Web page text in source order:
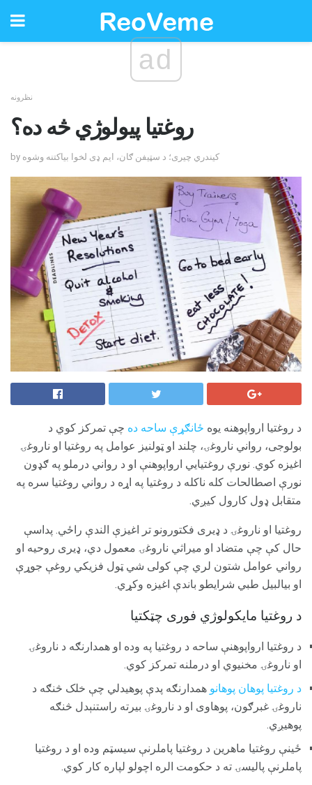
ad
نظرونه
روغتیا پیولوژي څه ده؟
by کیندري چیری؛ د سټیفن ګان، ایم ډی لخوا بیاکتنه وشوه
د روغتیا ارواپوهنه یوه ځانګړې ساحه ده چې تمرکز کوي د
بولوجی، رواني ناروغۍ، چلند او ټولنیز عوامل په روغتیا او ناروغۍ
اغیزه کوي. نورې روغتیایي ارواپوهنې او د رواني درملو په ګډون
نورې اصطالحات کله ناکله د روغتیا په اړه د رواني روغتیا سره په
متقابل ډول کارول کیږي.
روغتیا او ناروغۍ د ډیری فکتورونو تر اغیزې الندې راځي. پداسې
حال کې چې متضاد او میراثي ناروغۍ معمول دي، ډیری روحيه او
رواني عوامل شتون لري چې کولی شي ټول فزیکي روغې جوړې
او بیالبیل طبي شرایطو باندې اغیزه وکړي.
د روغتیا مایکولوژي فوری چټکتیا
د روغتیا ارواپوهنې ساحه د روغتیا په وده او همدارنګه د ناروغۍ
او ناروغۍ مخنیوي او درملنه تمرکز کوي.
د روغتیا پوهان پوهانو همدارنګه پدې پوهیدلي چې خلک څنګه د
ناروغۍ غبرګون، پوهاوی او د ناروغۍ بیرته راستنېدل څنګه
پوهیږي.
ځینې ​​روغتیا ماهرین د روغتیا پاملرنې سیسټم وده او د روغتیا
پاملرنې پالیسۍ ته د حکومت الره اچولو لپاره کار کوي.